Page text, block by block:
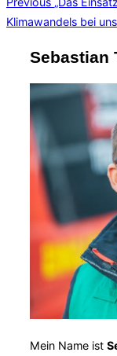
Klimawandels bei
Sebastian
Mein Name ist